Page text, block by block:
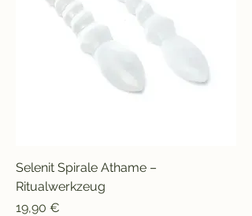
Selenit Spirale Athame –
Ritualwerkzeug
Prix
19,90 €